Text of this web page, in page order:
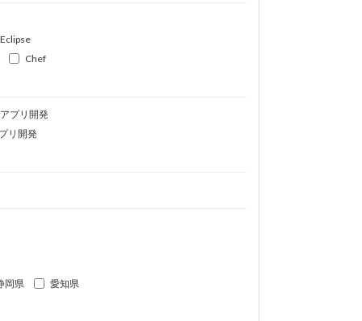
Eclipse
Chef
プリ開発
リ開発
岡県
愛知県